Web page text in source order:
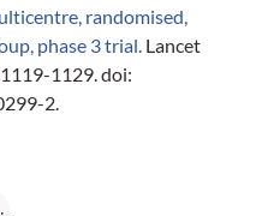
randomised,
phase 3 trial. Lancet
1129. doi:
2.